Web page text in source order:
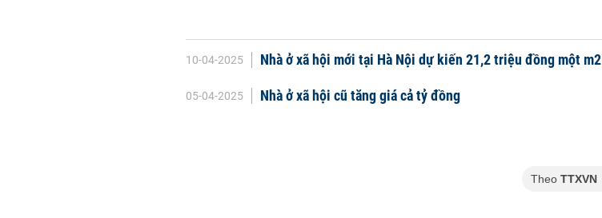
10-04-2025 Nhà ở xã hội mới tại Hà Nội dự kiến 21,2 triệu đồng một m2
05-04-2025 Nhà ở xã hội cũ tăng giá cả tỷ đồng
Theo TTXVN